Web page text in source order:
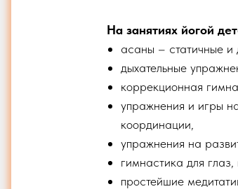
На занятиях йогой
асаны – статичные и
дыхательные
коррекционная
упражнения и игры
координации,
упражнения на
гимнастика для
простейшие